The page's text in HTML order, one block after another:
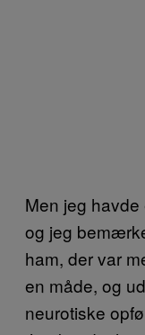
Men jeg
og jeg
ham, der var
en måde, og
neurotiske